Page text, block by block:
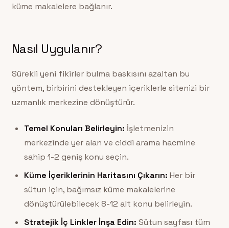
küme makalelere bağlanır.
Nasıl Uygulanır?
Sürekli yeni fikirler bulma baskısını azaltan bu
yöntem, birbirini destekleyen içeriklerle sitenizi bir
uzmanlık merkezine dönüştürür.
Temel Konuları Belirleyin: İşletmenizin
merkezinde yer alan ve ciddi arama hacmine
sahip 1-2 geniş konu seçin.
Küme İçeriklerinin Haritasını Çıkarın: Her bir
sütun için, bağımsız küme makalelerine
dönüştürülebilecek 8-12 alt konu belirleyin.
Stratejik İç Linkler İnşa Edin: Sütun sayfası tüm